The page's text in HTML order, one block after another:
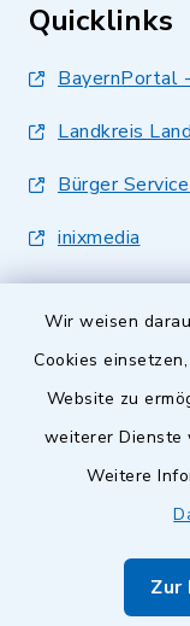
Wir weisen
Cookies
Website zu
weiterer Dienste
Weitere
Zur
Quicklinks
BayernPortal
Landkreis
Bürger
inixmedia